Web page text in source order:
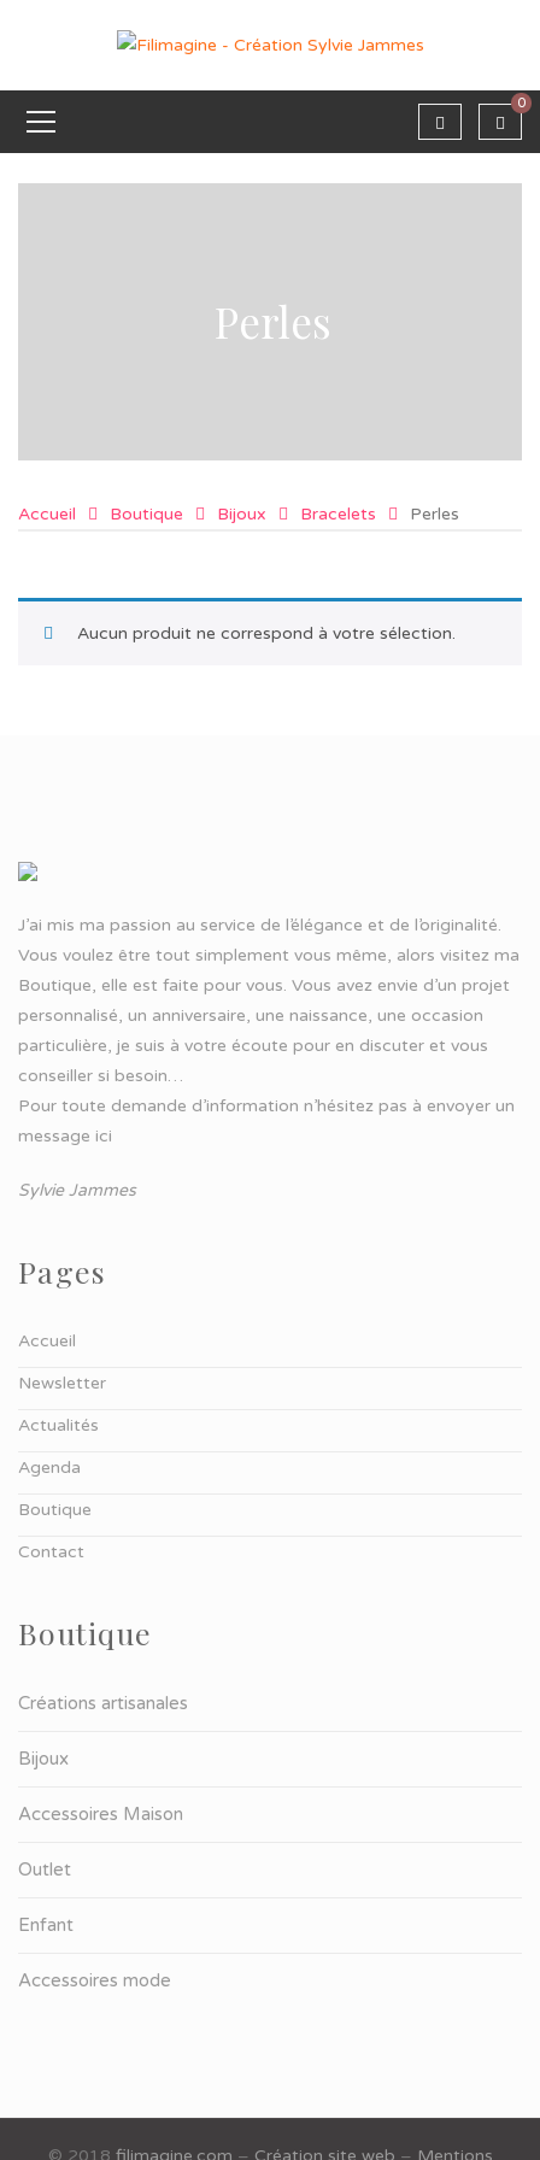
0
Perles
Accueil Boutique Bijoux Bracelets Perles
Aucun produit ne correspond à votre sélection.
J’ai mis ma passion au service de l’élégance et de l’originalité.
Vous voulez être tout simplement vous même, alors visitez ma
Boutique, elle est faite pour vous. Vous avez envie d’un projet
personnalisé, un anniversaire, une naissance, une occasion
particulière, je suis à votre écoute pour en discuter et vous
conseiller si besoin…
Pour toute demande d’information n’hésitez pas à envoyer un
message ici
Sylvie Jammes
Pages
Accueil
Newsletter
Actualités
Agenda
Boutique
Contact
Boutique
Créations artisanales
Bijoux
Accessoires Maison
Outlet
Enfant
Accessoires mode
© 2018 filimagine.com – Création site web – Mentions